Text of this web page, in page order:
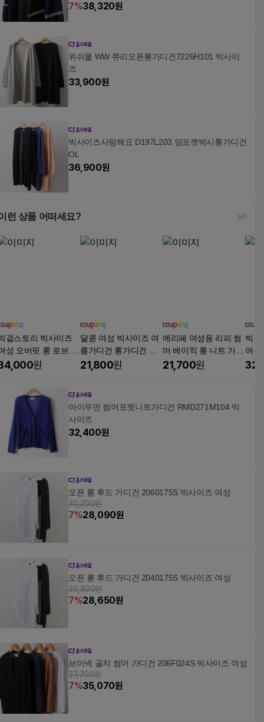
7%38,320원
위쉬몰 WW 쮸리오픈롱가디건7226H101 빅사이
즈
33,900원
빅사이즈사랑해요 D197L203 양포켓박시롱가디건
OL
36,900원
런 상품 어떠세요?
걸스토리 빅사이즈
성 오버핏 롱 로브 스
반팔 롱가디건
원
달콩 여성 빅사이즈 여
름가디건 롱가디건 스
컬브이넥여름니트가디
21,800원
에리페 여성용 리피 썸
머 베이직 롱 니트 가디
건
21,700원
빅걸
여성
얼
아이우먼 썸머포켓니트가디건 RMD271M104 빅
사이즈
32,400원
오픈 롱 후드 가디건 2060175S 빅사이즈 여성
30,200원
7%28,090원
오픈 롱 후드 가디건 2040175S 빅사이즈 여성
30,800원
7%28,650원
브이넥 골지 썸머 가디건 206F024S 빅사이즈 여성
37,700원
7%35,070원